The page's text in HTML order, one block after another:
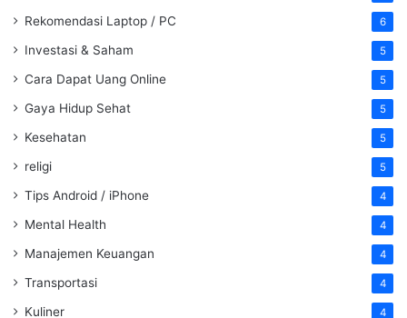
Rekomendasi Laptop / PC 6
Investasi & Saham 5
Cara Dapat Uang Online 5
Gaya Hidup Sehat 5
Kesehatan 5
religi 5
Tips Android / iPhone 4
Mental Health 4
Manajemen Keuangan 4
Transportasi 4
Kuliner 4